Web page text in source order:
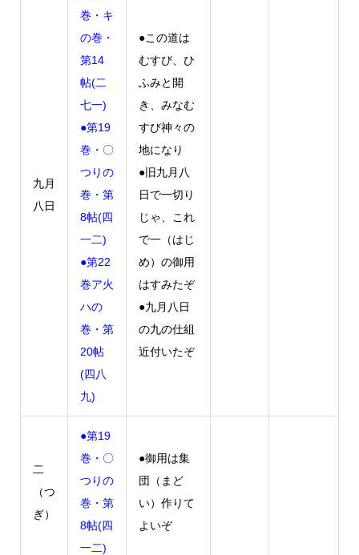
九月
八日
巻・キ
の巻・
第14
帖(二
七一)
●第19
巻・〇
つりの
巻・第
8帖(四
一二)
●第22
巻ア火
ハの
巻・第
20帖
(四八
九)
●この道は
むすび、ひ
ふみと開
き、みなむ
すび神々の
地になり
●旧九月八
日で一切り
じゃ、これ
で一（はじ
め）の御用
はすみたぞ
●九月八日
の九の仕組
近付いたぞ
二
（つ
ぎ）
●第19
巻・〇
つりの
巻・第
8帖(四
一二)
●御用は集
団（まど
い）作りて
よいぞ